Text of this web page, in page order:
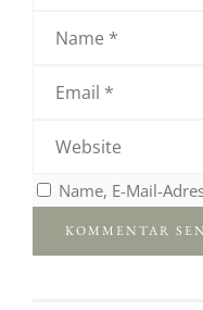
Name, E-Mail-